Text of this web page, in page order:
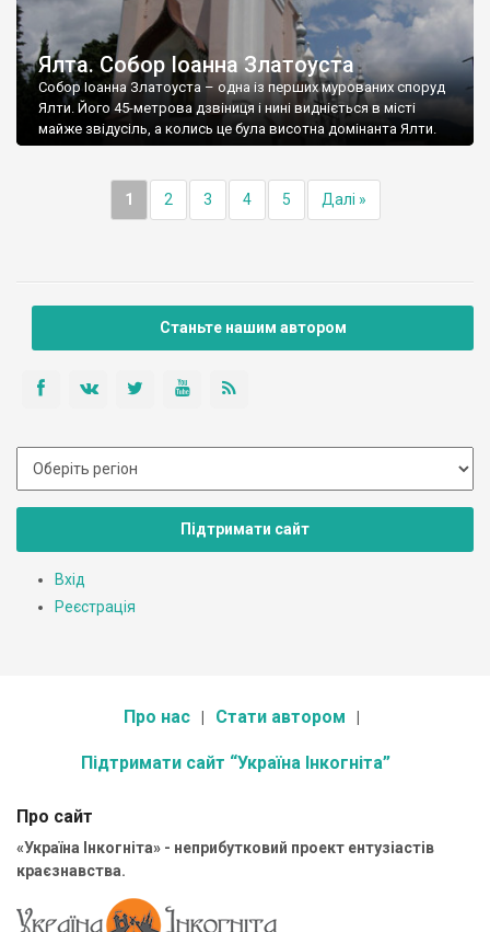
Ялта. Собор Іоанна Златоуста
Собор Іоанна Златоуста – одна із перших мурованих споруд
Ялти. Його 45-метрова дзвіниця і нині видніється в місті
майже звідусіль, а колись це була висотна домінанта Ялти.
1 2 3 4 5 Далі »
Станьте нашим автором
Підтримати сайт
Вхід
Реєстрація
Про нас Стати автором
Підтримати сайт “Україна Інкогніта”
Про сайт
«Україна Інкогніта» - неприбутковий проект ентузіастів
краєзнавства.